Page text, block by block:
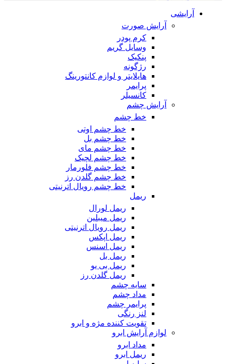
آرایشی
آرایش صورت
کرم پودر
وسایل گریم
پنکیک
رژگونه
هایلایتر و لوازم کانتورینگ
پرایمر
کانسیلر
آرایش چشم
خط چشم
خط چشم اوتی
خط چشم بل
خط چشم مای
خط چشم لچیک
خط چشم فلورمار
خط چشم گلدن رز
خط چشم رویال اترنیتی
ریمل
ریمل لورال
ریمل میبلین
ریمل رویال اترنیتی
ریمل اپکس
ریمل اسنس
ریمل بل
ریمل بی یو
ریمل گلدن رز
سایه چشم
مداد چشم
پرایمر چشم
لنز رنگی
تقویت کننده مژه و ابرو
لوازم آرایش ابرو
مداد ابرو
ریمل ابرو